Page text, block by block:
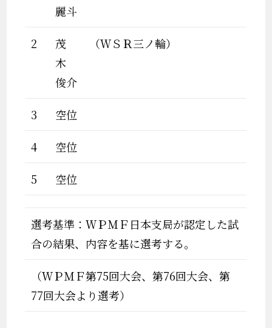
麗斗
2
茂
木
俊介
（ＷＳＲ三ノ輪）
3 空位
4 空位
5 空位
選考基準：ＷＰＭＦ日本支局が認定した試
合の結果、内容を基に選考する。
（ＷＰＭＦ第75回大会、第76回大会、第
77回大会より選考）